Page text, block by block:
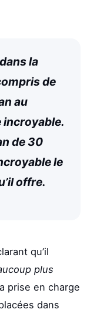
la
de
au
incroyable.
de 30
le
offre.
qu’il
plus
prise en charge
dans